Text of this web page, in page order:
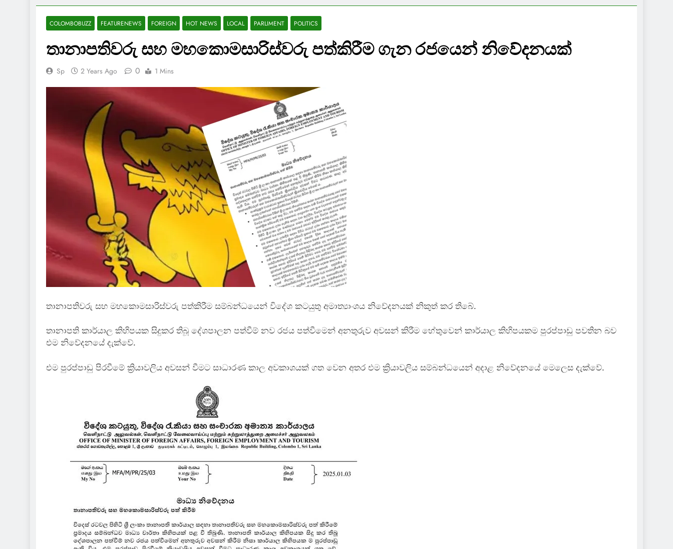
COLOMBOBUZZ FEATURENEWS FOREIGN HOT NEWS LOCAL PARLIMENT POLITICS
තානාපතිවරු සහ මහකොමසාරිස්වරු පත්කිරීම ගැන රජයෙන් නිවේදනයක්
Sp 2 Years Ago 0 1 Mins
තානාපතිවරු සහ මහකොමසාරිස්වරු පත්කිරීම සම්බන්ධයෙන් විදේශ කටයුතු අමාත්‍යාංශය නිවේදනයක් නිකුත් කර තිබේ.
තානාපති කාර්යාල කිහිපයක සිදුකර තිබූ දේශපාලන පත්වීම් නව රජය පත්වීමෙන් අනතුරුව අවසන් කිරීම හේතුවෙන් කාර්යාල කිහිපයකම පුරප්පාඩු පවතින බව
එම නිවේදනයේ දැක්වේ.
එම පුරප්පාඩු පිරවීමේ ක්‍රියාවලිය අවසන් වීමට සාධාරණ කාල අවකාශයක් ගත වෙන අතර එම ක්‍රියාවලිය සම්බන්ධයෙන් අදාළ නිවේදනයේ මෙලෙස දැක්වේ.